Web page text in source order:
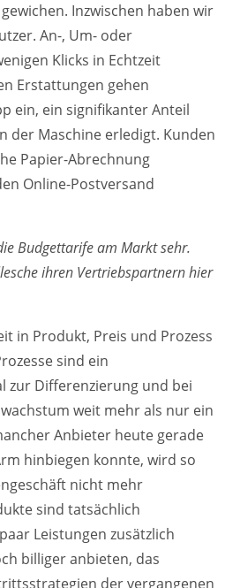
Inzwischen haben wir
An-, Um- oder
Klicks in Echtzeit
Erstattungen gehen
ein, ein signifikanter Anteil
der Maschine erledigt. Kunden
Papier-Abrechnung
Online-Postversand
Budgettarife am Markt sehr.
ihren Vertriebspartnern hier
in Produkt, Preis und Prozess
sind ein
zur Differenzierung und bei
weit mehr als nur ein
Anbieter heute gerade
hinbiegen konnte, wird so
nicht mehr
sind tatsächlich
Leistungen zusätzlich
billiger anbieten, das
der vergangenen